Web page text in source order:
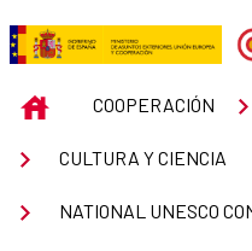
Skip to Main Content
Constitución
INICIOCOOPERACIÓN
CULTURA Y CIENCIA
NATIONAL UNESCO